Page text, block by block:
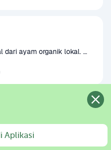
dari ayam organik lokal.
antibiotik, dan
proses pemeliharaan
aman, sehat, dan
menjadi camilan,
Aplikasi